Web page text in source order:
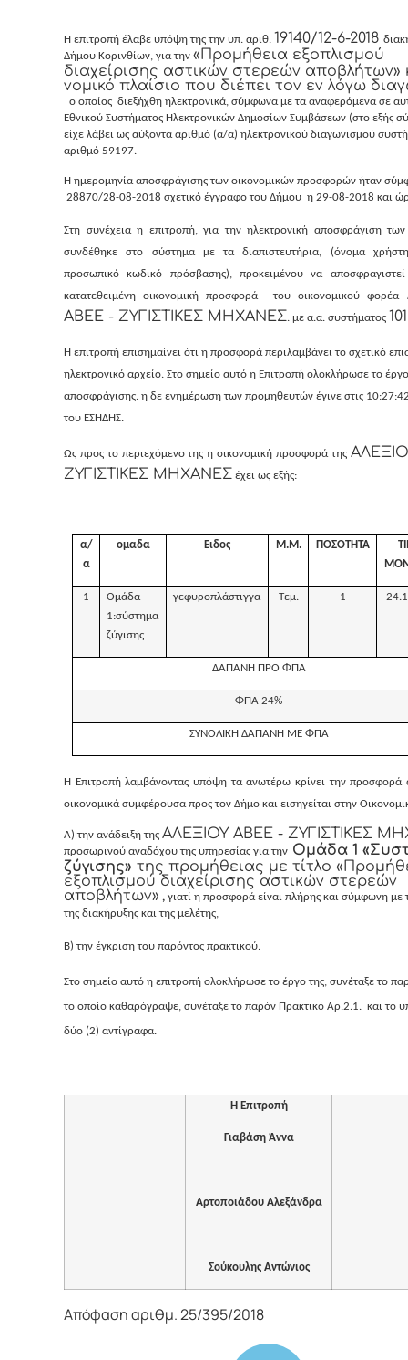
Η επιτροπή έλαβε υπόψη της την υπ. αριθ. 19140/12-6-2018
Δήμου Κορινθίων, για την «Προμήθεια εξοπλισμού
διαχείρισης αστικών στερεών αποβλήτων»
νομικό πλαίσιο που διέπει τον εν λόγω
ο οποίος διεξήχθη ηλεκτρονικά, σύμφωνα με τα αναφερόμενα σε
Εθνικού Συστήματος Ηλεκτρονικών Δημοσίων Συμβάσεων (στο εξής
είχε λάβει ως αύξοντα αριθμό (α/α) ηλεκτρονικού διαγωνισμού
αριθμό 59197.
Η ημερομηνία αποσφράγισης των οικονομικών προσφορών ήταν
28870/28-08-2018 σχετικό έγγραφο του Δήμου η 29-08-2018 και
Στη συνέχεια η επιτροπή, για την ηλεκτρονική αποσφράγιση
συνδέθηκε στο σύστημα με τα διαπιστευτήρια, (όνομα
προσωπικό κωδικό πρόσβασης), προκειμένου να
κατατεθειμένη οικονομική προσφορά του οικονομικού φορέα
ΑΒΕΕ - ΖΥΓΙΣΤΙΚΕΣ ΜΗΧΑΝΕΣ. με α.α. συστήματος
Η επιτροπή επισημαίνει ότι η προσφορά περιλαμβάνει το σχετικό
ηλεκτρονικό αρχείο. Στο σημείο αυτό η Επιτροπή ολοκλήρωσε το
αποσφράγισης. η δε ενημέρωση των προμηθευτών έγινε στις
του ΕΣΗΔΗΣ.
Ως προς το περιεχόμενο της η οικονομική προσφορά της
ΖΥΓΙΣΤΙΚΕΣ ΜΗΧΑΝΕΣ έχει ως εξής:
α/
α
ομαδα Ειδος Μ.Μ. ΠΟΣΟΤΗΤΑ
1
Ομάδα
1:σύστημα
ζύγισης
γεφυροπλάστιγγα Τεμ. 1
ΔΑΠΑΝΗ ΠΡΟ ΦΠΑ
ΦΠΑ 24%
ΣΥΝΟΛΙΚΗ ΔΑΠΑΝΗ ΜΕ ΦΠΑ
Η Επιτροπή λαμβάνοντας υπόψη τα ανωτέρω κρίνει την προσφορά
οικονομικά συμφέρουσα προς τον Δήμο και εισηγείται στην
Α) την ανάδειξή της ΑΛΕΞΙΟΥ ΑΒΕΕ - ΖΥΓΙΣΤΙΚΕΣ
προσωρινού αναδόχου της υπηρεσίας για την Ομάδα 1
ζύγισης» της προμήθειας με τίτλο
εξοπλισμού διαχείρισης αστικών στερεών
αποβλήτων» , γιατί η προσφορά είναι πλήρης και σύμφωνη με
της διακήρυξης και της μελέτης,
Β) την έγκριση του παρόντος πρακτικού.
Στο σημείο αυτό η επιτροπή ολοκλήρωσε το έργο της, συνέταξε το
το οποίο καθαρόγραψε, συνέταξε το παρόν Πρακτικό Αρ.2.1. και το
δύο (2) αντίγραφα.
Η Επιτροπή
Γιαβάση Άννα
Αρτοποιάδου Αλεξάνδρα
Σούκουλης Αντώνιος
Απόφαση αριθμ. 25/395/2018